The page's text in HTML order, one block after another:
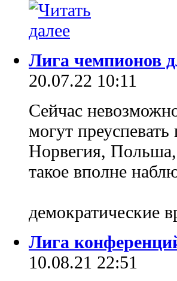
Лига чемпионов
20.07.22 10:11
Сейчас
могут
Норвегия,
такое вполне
демократические
Лига
10.08.21 22:51